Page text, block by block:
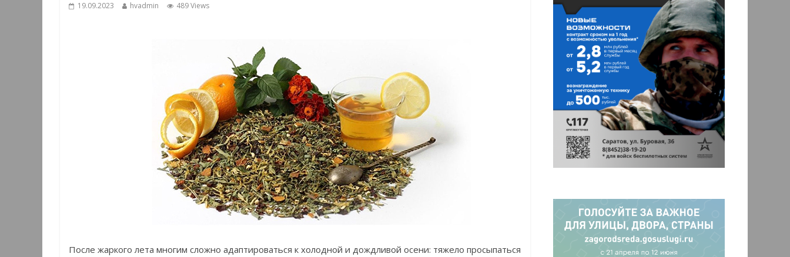
19.09.2023 hvadmin 489 Views
После жаркого лета многим сложно адаптироваться к холодной и дождливой осени: тяжело просыпаться